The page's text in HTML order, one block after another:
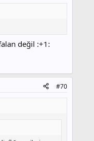
değil :+1:
#70